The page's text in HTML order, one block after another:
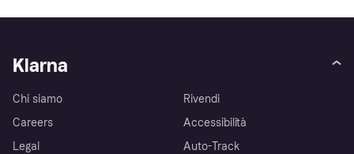
Klarna
Chi siamo
Careers
Legal
Rivendi
Accessibilità
Auto-Track